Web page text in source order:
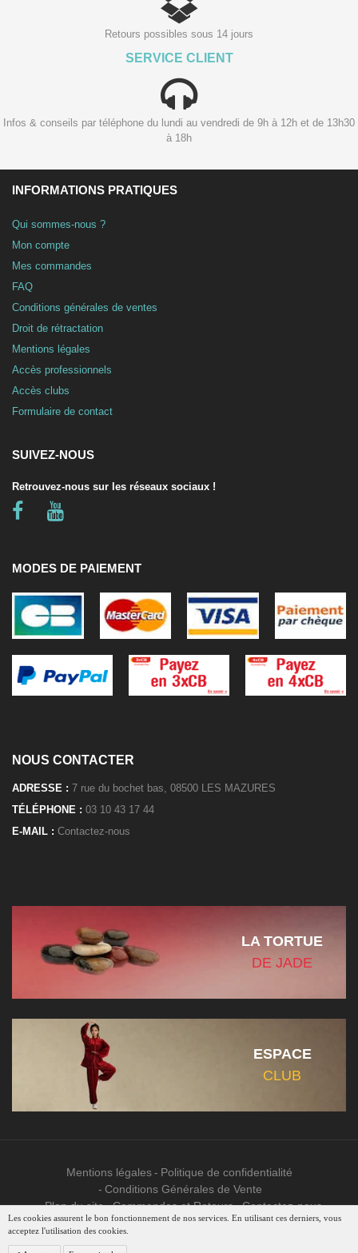
Retours possibles sous 14 jours
SERVICE CLIENT
Infos & conseils par téléphone du lundi au vendredi de 9h à 12h et de 13h30
à 18h
INFORMATIONS PRATIQUES
Qui sommes-nous ?
Mon compte
Mes commandes
FAQ
Conditions générales de ventes
Droit de rétractation
Mentions légales
Accès professionnels
Accès clubs
Formulaire de contact
SUIVEZ-NOUS
Retrouvez-nous sur les réseaux sociaux !
MODES DE PAIEMENT
NOUS CONTACTER
ADRESSE : 7 rue du bochet bas, 08500 LES MAZURES
TÉLÉPHONE : 03 10 43 17 44
E-MAIL : Contactez-nous
LA TORTUE
DE JADE
ESPACE
CLUB
Mentions légales
Politique de confidentialité
Conditions Générales de Vente
Plan du site
Commandes et Retours Contactez-nous
Une création
Les cookies assurent le bon fonctionnement de nos services. En utilisant ces derniers, vous
acceptez l'utilisation des cookies.
9.2/10